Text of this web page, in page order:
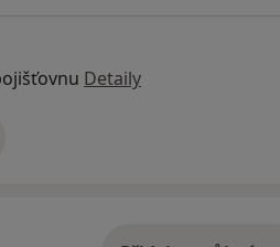
Detaily